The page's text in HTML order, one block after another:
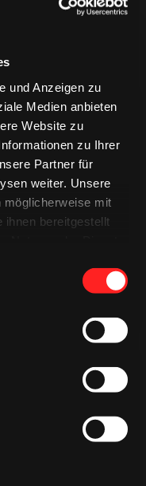
und Anzeigen zu
Medien anbieten
Website zu
zu Ihrer
Partner für
weiter. Unsere
möglicherweise mit
ihnen bereitgestellt